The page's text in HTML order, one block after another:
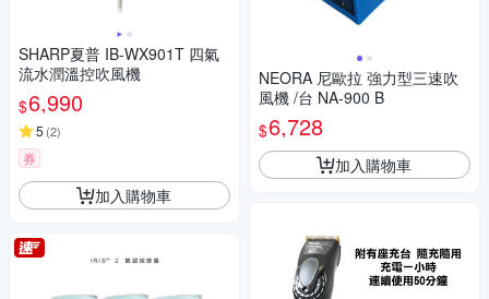
SHARP夏普 IB-WX901T 四氣
流水潤溫控吹風機
$6,990
5 (2)
券
加入購物車
NEORA 尼歐拉 強力型三速吹
風機 /台 NA-900 B
$6,728
加入購物車